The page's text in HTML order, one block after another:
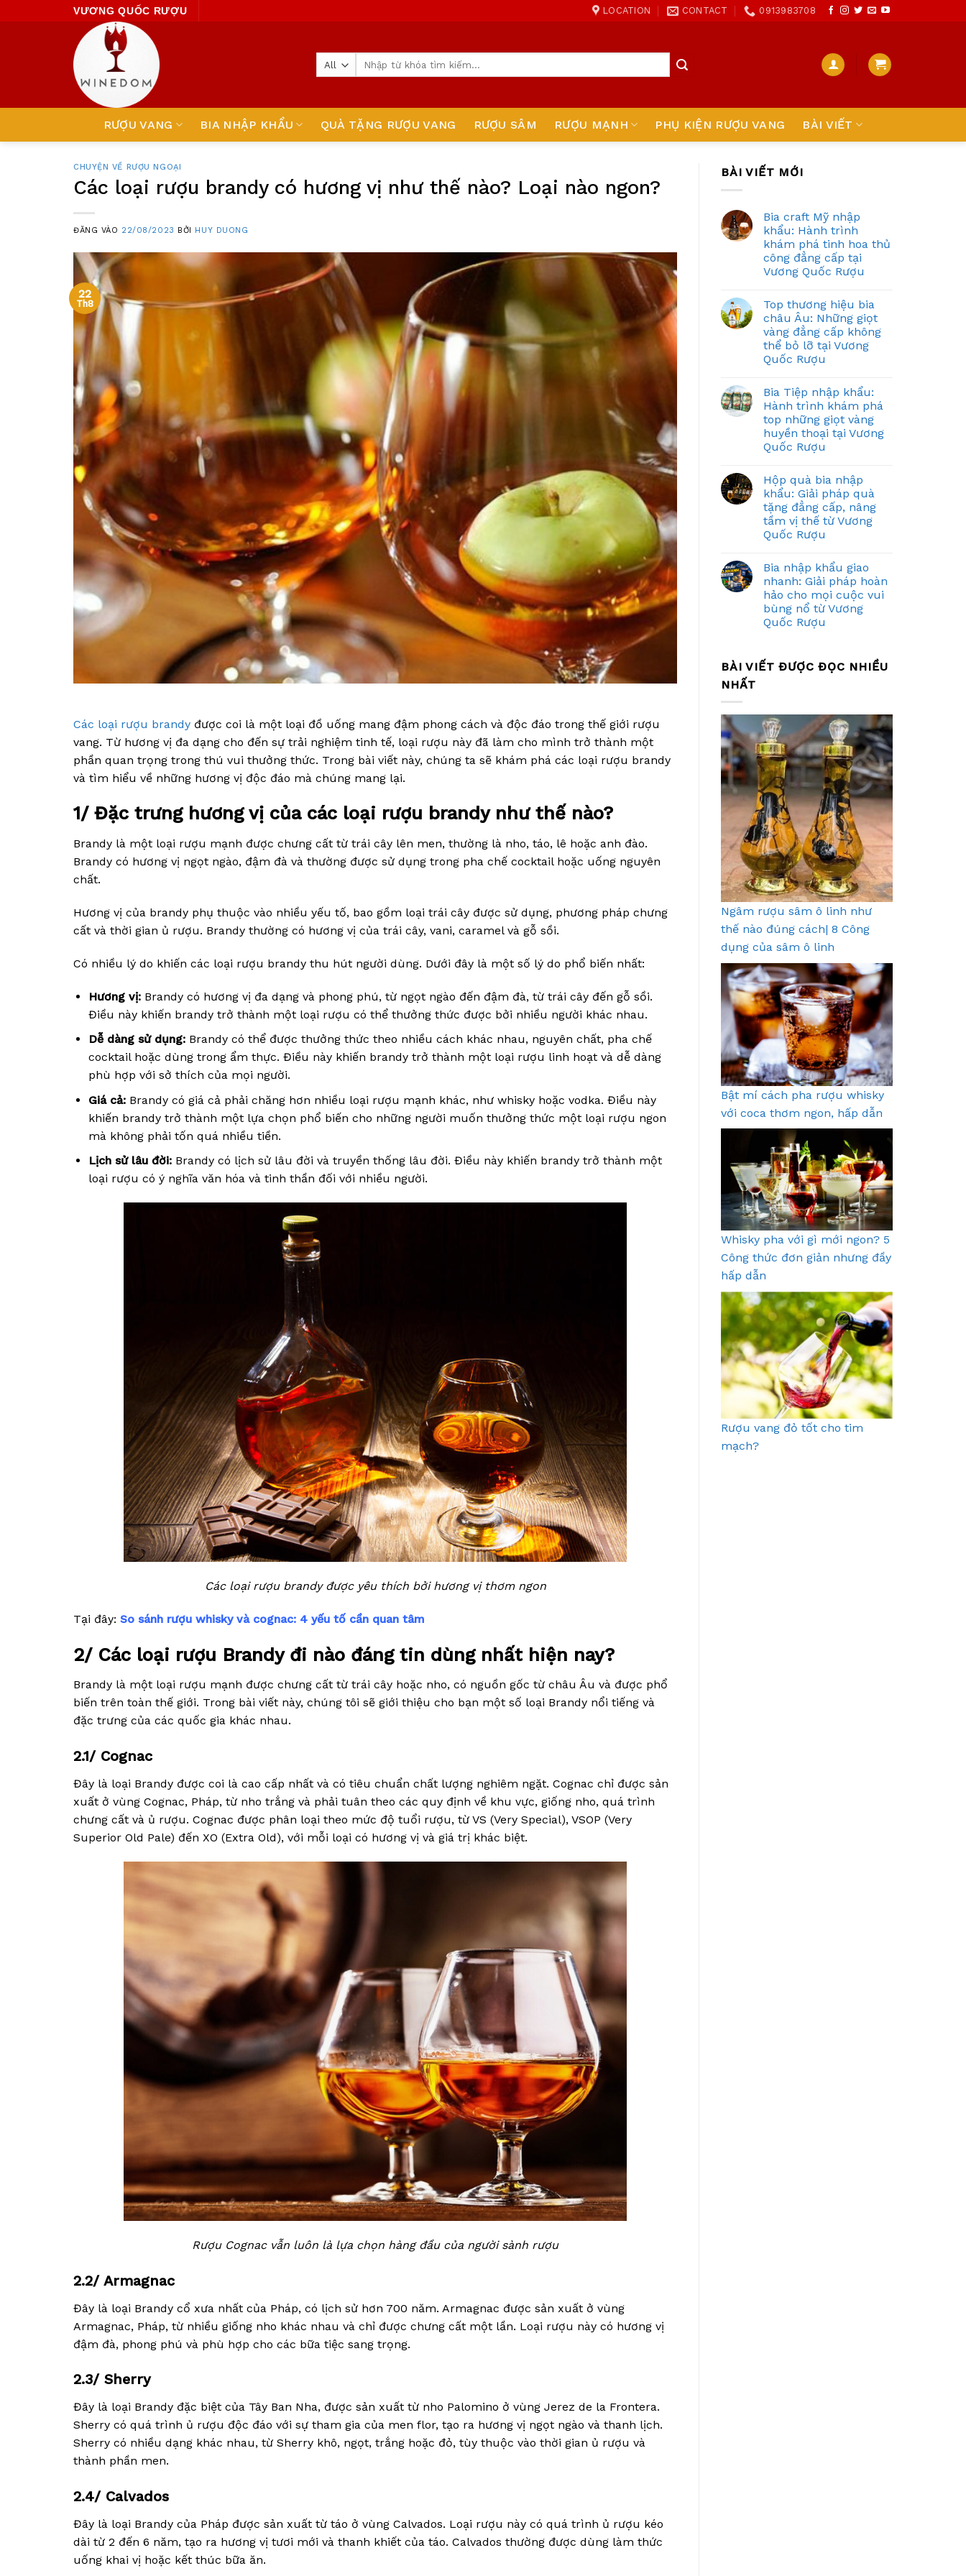
to
VƯƠNG QUỐC RƯỢU LOCATION CONTACT 0913983708
RƯỢU VANG BIA NHẬP KHẨU QUÀ TẶNG RƯỢU VANG RƯỢU SÂM RƯỢU MẠNH PHỤ KIỆN RƯỢU VANG BÀI VIẾT
CHUYỆN VỀ RƯỢU NGOẠI
Các loại rượu brandy có hương vị như thế nào? Loại nào ngon?
ĐĂNG VÀO 22/08/2023 BỞI HUY DUONG
22
Th8
Các loại rượu brandy được coi là một loại đồ uống mang đậm phong cách và độc đáo trong thế giới rượu
vang. Từ hương vị đa dạng cho đến sự trải nghiệm tinh tế, loại rượu này đã làm cho mình trở thành một
phần quan trọng trong thú vui thưởng thức. Trong bài viết này, chúng ta sẽ khám phá các loại rượu brandy
và tìm hiểu về những hương vị độc đáo mà chúng mang lại.
1/ Đặc trưng hương vị của các loại rượu brandy như thế nào?
Brandy là một loại rượu mạnh được chưng cất từ trái cây lên men, thường là nho, táo, lê hoặc anh đào.
Brandy có hương vị ngọt ngào, đậm đà và thường được sử dụng trong pha chế cocktail hoặc uống nguyên
chất.
Hương vị của brandy phụ thuộc vào nhiều yếu tố, bao gồm loại trái cây được sử dụng, phương pháp chưng
cất và thời gian ủ rượu. Brandy thường có hương vị của trái cây, vani, caramel và gỗ sồi.
Có nhiều lý do khiến các loại rượu brandy thu hút người dùng. Dưới đây là một số lý do phổ biến nhất:
Hương vị:Brandy có hương vị đa dạng và phong phú, từ ngọt ngào đến đậm đà, từ trái cây đến gỗ sồi.
Điều này khiến brandy trở thành một loại rượu có thể thưởng thức được bởi nhiều người khác nhau.
Dễ dàng sử dụng:Brandy có thể được thưởng thức theo nhiều cách khác nhau, nguyên chất, pha chế
cocktail hoặc dùng trong ẩm thực. Điều này khiến brandy trở thành một loại rượu linh hoạt và dễ dàng
phù hợp với sở thích của mọi người.
Giá cả:Brandy có giá cả phải chăng hơn nhiều loại rượu mạnh khác, như whisky hoặc vodka. Điều này
khiến brandy trở thành một lựa chọn phổ biến cho những người muốn thưởng thức một loại rượu ngon
mà không phải tốn quá nhiều tiền.
Lịch sử lâu đời:Brandy có lịch sử lâu đời và truyền thống lâu đời. Điều này khiến brandy trở thành một
loại rượu có ý nghĩa văn hóa và tinh thần đối với nhiều người.
Các loại rượu brandy được yêu thích bởi hương vị thơm ngon
Tại đây: So sánh rượu whisky và cognac: 4 yếu tố cần quan tâm
2/ Các loại rượu Brandy đi nào đáng tin dùng nhất hiện nay?
Brandy là một loại rượu mạnh được chưng cất từ trái cây hoặc nho, có nguồn gốc từ châu Âu và được phổ
biến trên toàn thế giới. Trong bài viết này, chúng tôi sẽ giới thiệu cho bạn một số loại Brandy nổi tiếng và
đặc trưng của các quốc gia khác nhau.
2.1/ Cognac
Đây là loại Brandy được coi là cao cấp nhất và có tiêu chuẩn chất lượng nghiêm ngặt. Cognac chỉ được sản
xuất ở vùng Cognac, Pháp, từ nho trắng và phải tuân theo các quy định về khu vực, giống nho, quá trình
chưng cất và ủ rượu. Cognac được phân loại theo mức độ tuổi rượu, từ VS (Very Special), VSOP (Very
Superior Old Pale) đến XO (Extra Old), với mỗi loại có hương vị và giá trị khác biệt.
Rượu Cognac vẫn luôn là lựa chọn hàng đầu của người sành rượu
2.2/ Armagnac
Đây là loại Brandy cổ xưa nhất của Pháp, có lịch sử hơn 700 năm. Armagnac được sản xuất ở vùng
Armagnac, Pháp, từ nhiều giống nho khác nhau và chỉ được chưng cất một lần. Loại rượu này có hương vị
đậm đà, phong phú và phù hợp cho các bữa tiệc sang trọng.
2.3/ Sherry
Đây là loại Brandy đặc biệt của Tây Ban Nha, được sản xuất từ nho Palomino ở vùng Jerez de la Frontera.
Sherry có quá trình ủ rượu độc đáo với sự tham gia của men flor, tạo ra hương vị ngọt ngào và thanh lịch.
Sherry có nhiều dạng khác nhau, từ Sherry khô, ngọt, trắng hoặc đỏ, tùy thuộc vào thời gian ủ rượu và
thành phần men.
2.4/ Calvados
Đây là loại Brandy của Pháp được sản xuất từ táo ở vùng Calvados. Loại rượu này có quá trình ủ rượu kéo
dài từ 2 đến 6 năm, tạo ra hương vị tươi mới và thanh khiết của táo. Calvados thường được dùng làm thức
uống khai vị hoặc kết thúc bữa ăn.
BÀI VIẾT MỚI
Bia craft Mỹ nhập
khẩu: Hành trình
khám phá tinh hoa thủ
công đẳng cấp tại
Vương Quốc Rượu
Top thương hiệu bia
châu Âu: Những giọt
vàng đẳng cấp không
thể bỏ lỡ tại Vương
Quốc Rượu
Bia Tiệp nhập khẩu:
Hành trình khám phá
top những giọt vàng
huyền thoại tại Vương
Quốc Rượu
Hộp quà bia nhập
khẩu: Giải pháp quà
tặng đẳng cấp, nâng
tầm vị thế từ Vương
Quốc Rượu
Bia nhập khẩu giao
nhanh: Giải pháp hoàn
hảo cho mọi cuộc vui
bùng nổ từ Vương
Quốc Rượu
BÀI VIẾT ĐƯỢC ĐỌC NHIỀU
NHẤT
Ngâm rượu sâm ô linh như
thế nào đúng cách| 8 Công
dụng của sâm ô linh
Bật mí cách pha rượu whisky
với coca thơm ngon, hấp dẫn
Whisky pha với gì mới ngon? 5
Công thức đơn giản nhưng đầy
hấp dẫn
Rượu vang đỏ tốt cho tim
mạch?